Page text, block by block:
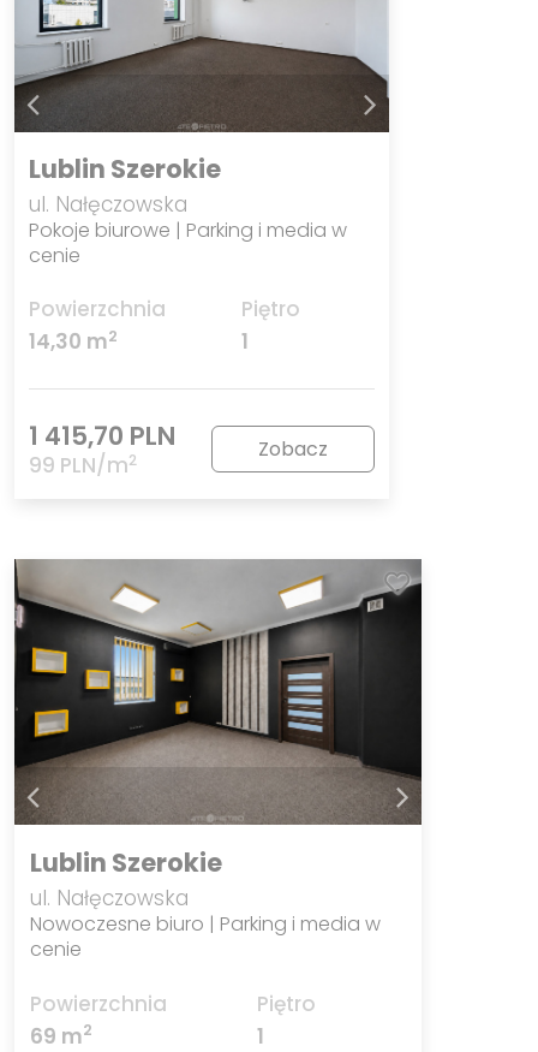
Lublin Szerokie
ul. Nałęczowska
Pokoje biurowe | Parking i media w
cenie
Powierzchnia
14,30 m2
Piętro
1
1 415,70 PLN
99 PLN/m2 Zobacz
Lublin Szerokie
ul. Nałęczowska
Nowoczesne biuro | Parking i media w
cenie
Powierzchnia
69 m2
Piętro
1